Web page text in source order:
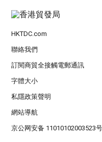
HKTDC.com
聯絡我們
訂閱商貿全接觸電郵通訊
字體大小
私隱政策聲明
網站導航
京公网安备 11010102003523号